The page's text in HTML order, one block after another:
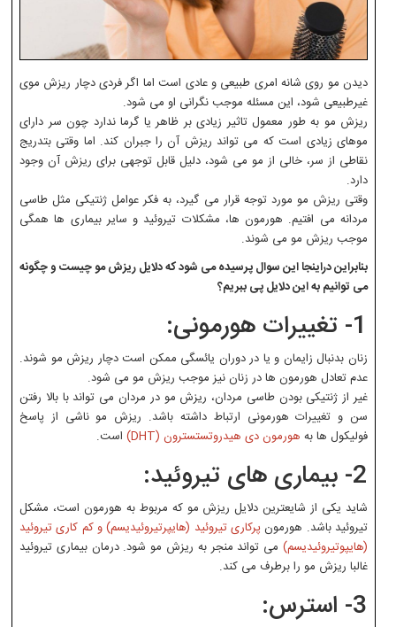
دیدن مو روی شانه امری طبیعی و عادی است اما اگر فردی دچار ریزش موی
غیرطبیعی شود، این مسئله موجب نگرانی او می شود.
ریزش مو به طور معمول تاثیر زیادی بر ظاهر یا گرما ندارد چون سر دارای
موهای زیادی است که می تواند ریزش آن را جبران کند. اما وقتی بتدریج
نقاطی از سر، خالی از مو می شود، دلیل قابل توجهی برای ریزش آن وجود
دارد.
وقتی ریزش مو مورد توجه قرار می گیرد، به فکر عوامل ژنتیکی مثل طاسی
مردانه می افتیم. هورمون ها، مشکلات تیروئید و سایر بیماری ها همگی
موجب ریزش مو می شوند.
بنابراین دراینجا این سوال پرسیده می شود که دلایل ریزش مو چیست و چگونه
می توانیم به این دلایل پی ببریم؟
1- تغییرات هورمونی:
زنان بدنبال زایمان و یا در دوران یائسگی ممکن است دچار ریزش مو شوند.
عدم تعادل هورمون ها در زنان نیز موجب ریزش مو می شود.
غیر از ژنتیکی بودن طاسی مردان، ریزش مو در مردان می تواند با بالا رفتن
سن و تغییرات هورمونی ارتباط داشته باشد. ریزش مو ناشی از پاسخ
فولیکول ها به هورمون دی هیدروتستسترون (DHT) است.
2- بیماری های تیروئید:
شاید یکی از شایعترین دلایل ریزش مو که مربوط به هورمون است، مشکل
تیروئید باشد. هورمون پرکاری تیروئید (هایپرتیروئیدیسم) و کم کاری تیروئید
(هایپوتیروئیدیسم) می تواند منجر به ریزش مو شود. درمان بیماری تیروئید
غالبا ریزش مو را برطرف می کند.
3- استرس: